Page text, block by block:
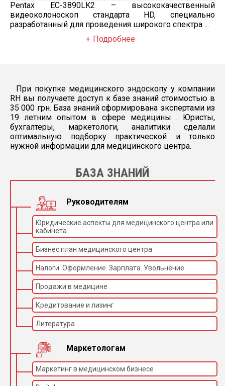
Pentax EC-3890LK2 – высококачественный
видеоколоноскоп стандарта HD, специально
разработанный для проведения широкого спектра ...
Подробнее
При покупке медицинского эндоскопу у компании
RH вы получаете доступ к базе знаний стоимостью в
35 000 грн. База знаний сформирована экспертами из
19 летним опытом в сфере медицины . Юристы,
бухгалтеры, маркетологи, аналитики сделали
оптимальную подборку практической и только
нужной информации для медицинского центра.
БАЗА ЗНАНИЙ
Руководителям
Юридические аспекты для медицинского центра или
кабинета
Бизнес план медицинского центра
Налоги. Оформление. Зарплата. Увольнение.
Продажи в медицине
Кредитование и лизинг
Литература
Маркетологам
Маркетинг в медицинском бизнесе